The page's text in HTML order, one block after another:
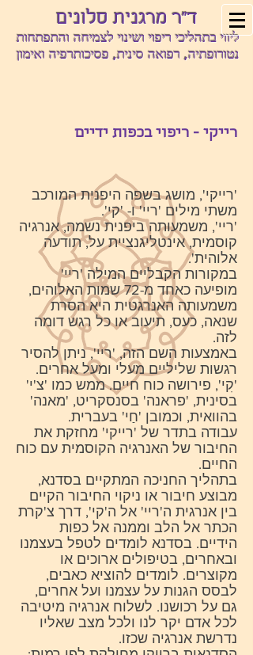
ליווי בתהליכי ריפוי ושינוי לצמיחה והתפתחות
נטורופתיה, רפואה סינית, פסיכותרפיה ואימון
ד"ר מרגנית סלונים
רייקי - ריפוי בכפות ידיים
'רייקי', מושג בשפה היפנית המורכב
משתי מילים 'ריי' ו- 'קי'.
'ריי', משמעותה ביפנית נשמה, אנרגיה
קוסמית, אינטליגנציית על, תודעה
אלוהית'.
במקורות הקבליים המילה 'ריי'
מופיעה כאחד מ-72 שמות האלוהים,
משמעותה האנרגטית היא הסרת
שנאה, כעס, תיעוב או כל רגש דומה
לזה.
באמצעות השם הזה, 'ריי', ניתן להסיר
רגשות שליליים מעלי ומעל אחרים.
'קִי', פירושה כוח חיים. ממש כמו 'צ'י'
בסינית, 'פראנה' בסנסקריט, 'מאנה'
בהוואית, וכמובן 'חַי' בעברית.
עבודה בתדר של 'רייקי' מחזקת את
החיבור של האנרגיה הקוסמית עם כוח
החיים.
בתהליך החניכה המתקיים בסדנא,
מבוצע חיבור או ניקוי החיבור הקיים
בין אנרגית ה'ריי' אל ה'קי', דרך צ'קרת
הכתר אל הלב וממנה אל כפות
הידיים. בסדנא לומדים לטפל בעצמנו
ובאחרים, בטיפולים ארוכים או
מקוצרים. לומדים להוציא כאבים,
לבסס הגנות על עצמנו ועל אחרים,
גם על רכושנו. לשלוח אנרגיה מיטיבה
לכל אדם יקר לנו ולכל מצב שאליו
נדרשת אנרגיה שכזו.